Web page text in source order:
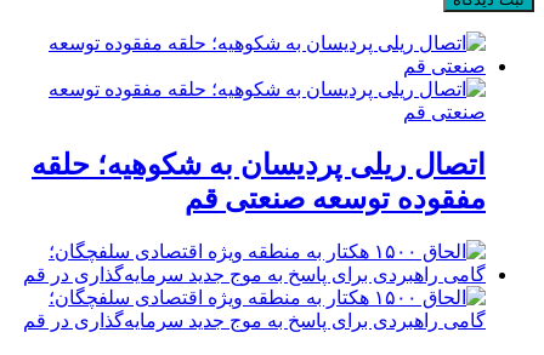
اتصال ریلی پردیسان به شکوهیه؛ حلقه
مفقوده توسعه صنعتی قم